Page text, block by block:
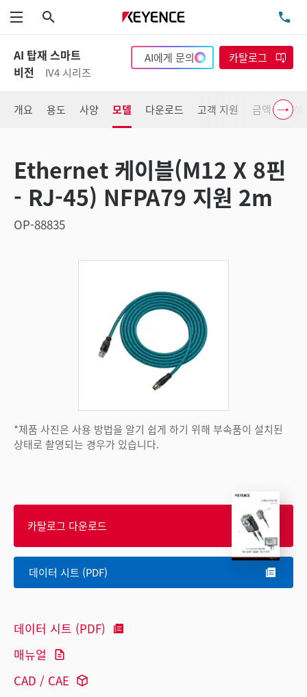
메뉴
AI 탑재 스마트
비전
IV4 시리즈
AI에게 문의 카탈로그
개요 용도 사양 모델 다운로드 고객 지원 금액 확인하
Ethernet 케이블(M12 X 8핀
- RJ-45) NFPA79 지원 2m
OP-88835
*제품 사진은 사용 방법을 알기 쉽게 하기 위해 부속품이 설치된
상태로 촬영되는 경우가 있습니다.
카탈로그 다운로드
데이터 시트 (PDF)
데이터 시트 (PDF)
매뉴얼
CAD / CAE